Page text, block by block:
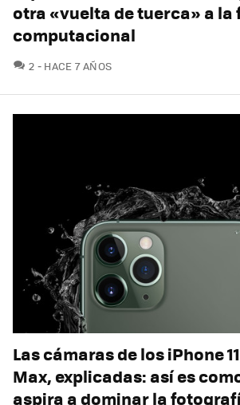
otra «vuelta de tuerca» a
computacional
2 COMENTARIOS
HACE 7 AÑOS
Las cámaras de los iPhone
Max, explicadas: así es
aspira a dominar la